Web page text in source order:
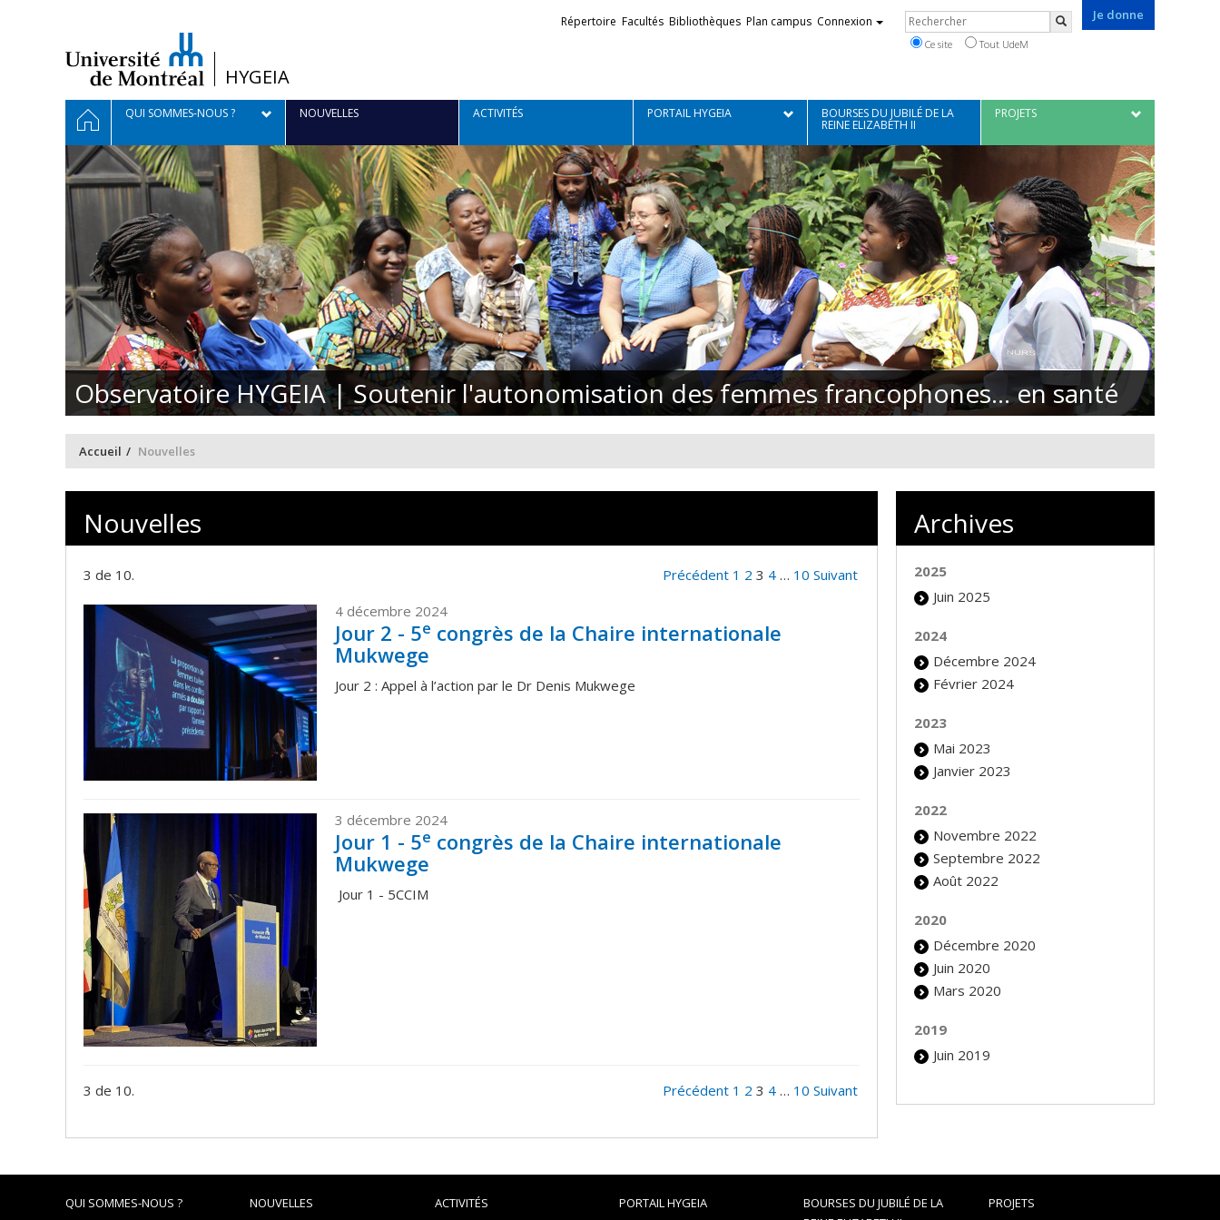
/HYGEIA
Je donne
Liens
Répertoire Facultés Bibliothèques Plan campus Connexion Rechercher
Ce site Tout UdeM
Navigation
principale
ACCUEILQUI SOMMES-NOUS ? NOUVELLES ACTIVITÉS PORTAIL HYGEIA BOURSES DU JUBILÉ DE LA
REINE ELIZABETH II
PROJETS
Observatoire HYGEIA | Soutenir l'autonomisation des femmes francophones... en santé
Accueil Nouvelles
Nouvelles
3 de 10. Précédent 1 2 3 4 … 10 Suivant
4 décembre 2024
Jour 2 - 5e congrès de la Chaire internationale
Mukwege
Jour 2 : Appel à l’action par le Dr Denis Mukwege
3 décembre 2024
Jour 1 - 5e congrès de la Chaire internationale
Mukwege
Jour 1 - 5CCIM
3 de 10. Précédent 1 2 3 4 … 10 Suivant
Archives
2025
Juin 2025
2024
Décembre 2024
Février 2024
2023
Mai 2023
Janvier 2023
2022
Novembre 2022
Septembre 2022
Août 2022
2020
Décembre 2020
Juin 2020
Mars 2020
2019
Juin 2019
QUI SOMMES-NOUS ? NOUVELLES ACTIVITÉS PORTAIL HYGEIA
BOURSES DU JUBILÉ DE LA
PROJETS